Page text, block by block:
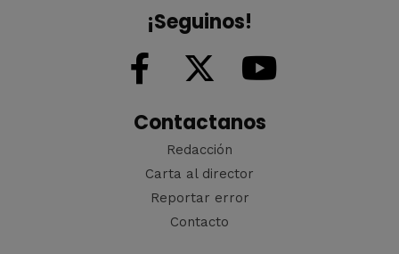
¡Seguinos!
Contactanos
Redacción
Carta al director
Reportar error
Contacto